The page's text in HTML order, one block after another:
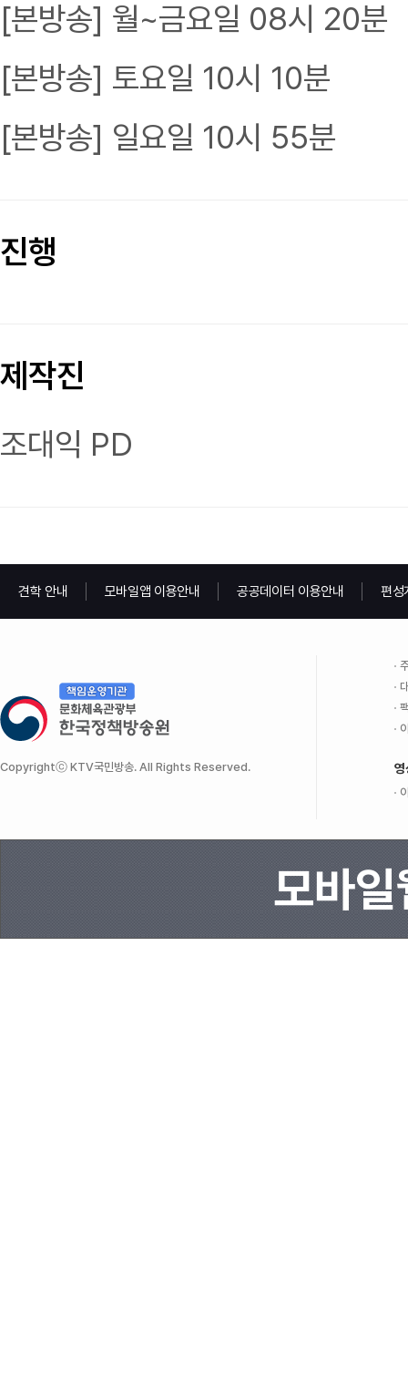
[본방송] 월~금요일 08시 20분
[본방송] 토요일 10시 10분
[본방송] 일요일 10시 55분
진행
제작진
조대익 PD
견학 안내 모바일앱 이용안내 공공데이터 이용안내 편성
Copyrightⓒ KTV국민방송. All Rights Reserved. 영
모바